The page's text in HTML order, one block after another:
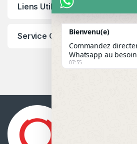
Liens Utiles
Service ClientBienvenu(e)
Commandez
Whatsapp au
07:55